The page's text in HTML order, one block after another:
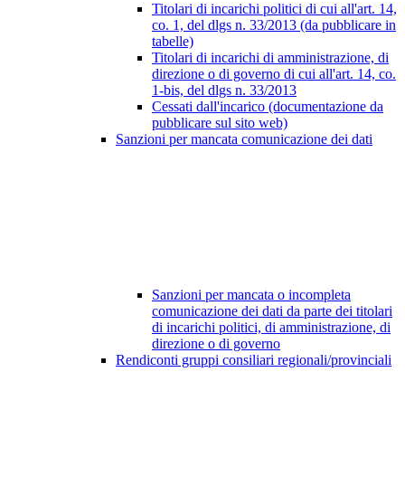
Titolari di incarichi politici di cui all'art. 14,
co. 1, del dlgs n. 33/2013 (da pubblicare in
tabelle)
Titolari di incarichi di amministrazione, di
direzione o di governo di cui all'art. 14, co.
1-bis, del dlgs n. 33/2013
Cessati dall'incarico (documentazione da
pubblicare sul sito web)
Sanzioni per mancata comunicazione dei dati
Sanzioni per mancata o incompleta
comunicazione dei dati da parte dei titolari
di incarichi politici, di amministrazione, di
direzione o di governo
Rendiconti gruppi consiliari regionali/provinciali